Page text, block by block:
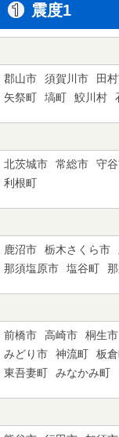
震度1
郡山市 須賀川市 田
矢祭町
塙町 鮫川村
北茨城市 常総市 守
利根町
鹿沼市 栃木さくら市
那須塩原市
塩谷町
前橋市 高崎市 桐生市
みどり市
神流町 板
東吾妻町
みなかみ町